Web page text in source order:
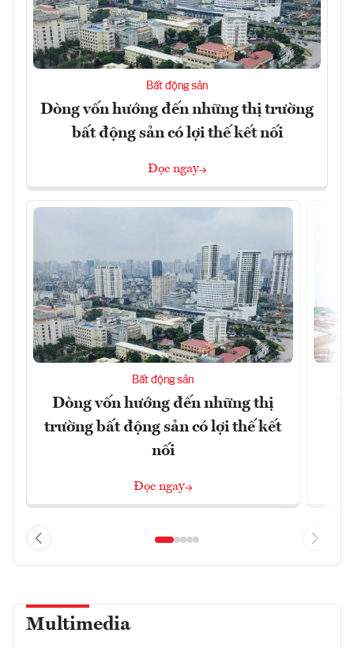
Bất động sản
Dòng vốn hướng đến những thị trường
bất động sản có lợi thế kết nối
Đọc ngay
Bất động sản
Dòng vốn hướng đến những thị
trường bất động sản có lợi thế kết
nối
Đọc ngay
Multimedia